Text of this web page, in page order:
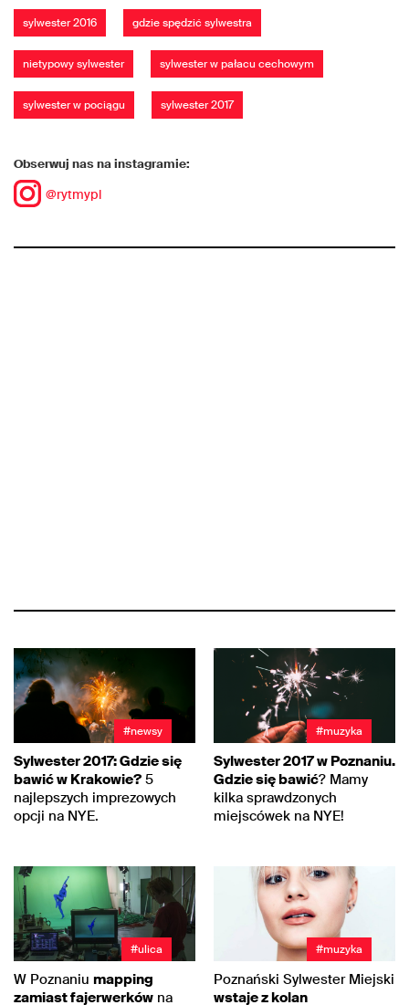
sylwester 2016 gdzie spędzić sylwestra
nietypowy sylwester sylwester w pałacu cechowym
sylwester w pociągu sylwester 2017
Obserwuj nas na instagramie:
@rytmypl
#newsy
Sylwester 2017: Gdzie się
bawić w Krakowie? 5
najlepszych imprezowych
opcji na NYE.
#muzyka
Sylwester 2017 w Poznaniu.
Gdzie się bawić? Mamy
kilka sprawdzonych
miejscówek na NYE!
#ulica
W Poznaniu mapping
zamiast fajerwerków na
#muzyka
Poznański Sylwester Miejski
wstaje z kolan